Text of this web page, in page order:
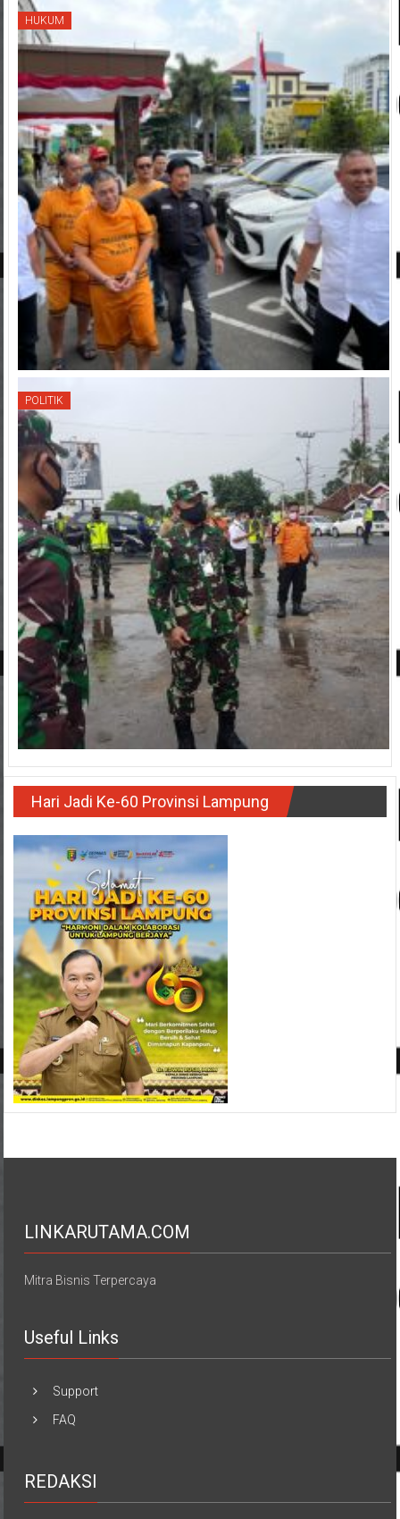
HUKUM
POLITIK
Hari Jadi Ke-60 Provinsi Lampung
LINKARUTAMA.COM
Mitra Bisnis Terpercaya
Useful Links
Support
FAQ
REDAKSI